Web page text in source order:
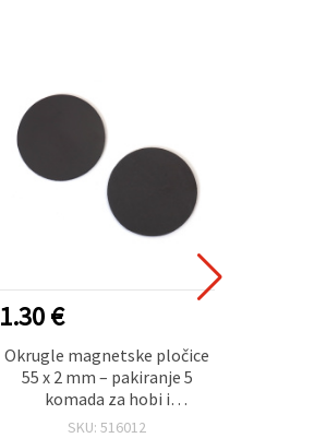
1.30 €
Okrugle magnetske pločice
55 x 2 mm – pakiranje 5
komada za hobi i
rukotvorine
SKU: 516012